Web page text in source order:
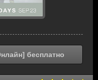
бесплатно